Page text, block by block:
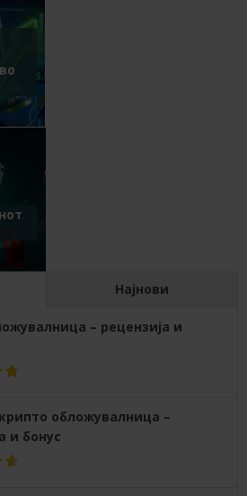
Најнови
– рецензија и
крипто обложувалница –
и бонус